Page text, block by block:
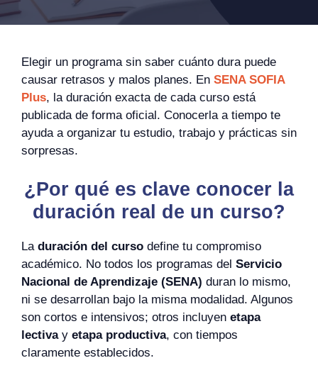
Elegir un programa sin saber cuánto dura puede
causar retrasos y malos planes. En SENA SOFIA
Plus, la duración exacta de cada curso está
publicada de forma oficial. Conocerla a tiempo te
ayuda a organizar tu estudio, trabajo y prácticas sin
sorpresas.
¿Por qué es clave conocer la
duración real de un curso?
La duración del curso define tu compromiso
académico. No todos los programas del Servicio
Nacional de Aprendizaje (SENA) duran lo mismo,
ni se desarrollan bajo la misma modalidad. Algunos
son cortos e intensivos; otros incluyen etapa
lectivay etapa productiva, con tiempos
claramente establecidos.